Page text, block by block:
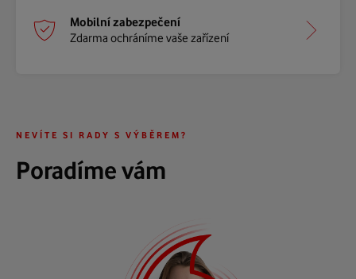
Mobilní zabezpečení
Zdarma ochráníme vaše zařízení
Vyměna displeje
Při poškození jde z naší kapsy
NEVÍTE SI RADY S VÝBĚREM?
Poradíme vám